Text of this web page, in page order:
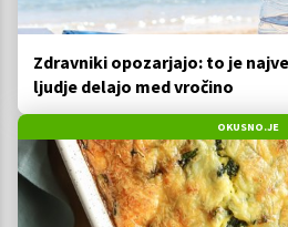
Zdravniki opozarjajo: to je
ljudje delajo med vročino
OKUSNO.JE